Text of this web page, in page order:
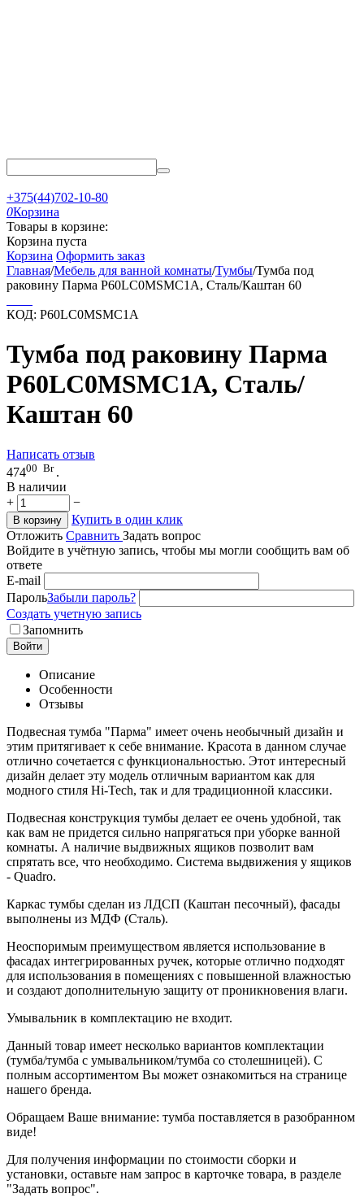
+375(44)702-10-80
0Корзина
Товары в корзине:
Корзина пуста
Корзина Оформить заказ
Главная/Мебель для ванной комнаты/Тумбы/Тумба под
раковину Парма P60LС0MSMC1A, Сталь/Каштан 60
КОД: P60LС0MSMC1A
Тумба под раковину Парма
P60LС0MSMC1A, Сталь/
Каштан 60
Написать отзыв
47400 Br .
В наличии
+
−
В корзину
Купить в один клик
Отложить Сравнить Задать вопрос
Войдите в учётную запись, чтобы мы могли сообщить вам об
ответе
E-mail
ПарольЗабыли пароль?
Создать учетную запись
Запомнить
Войти
Описание
Особенности
Отзывы
Подвесная тумба "Парма" имеет очень необычный дизайн и
этим притягивает к себе внимание. Красота в данном случае
отлично сочетается с функциональностью. Этот интересный
дизайн делает эту модель отличным вариантом как для
модного стиля Hi-Tech, так и для традиционной классики.
Подвесная конструкция тумбы делает ее очень удобной, так
как вам не придется сильно напрягаться при уборке ванной
комнаты. А наличие выдвижных ящиков позволит вам
спрятать все, что необходимо. Система выдвижения у ящиков
- Quadro.
Каркас тумбы сделан из ЛДСП (Каштан песочный), фасады
выполнены из МДФ (Сталь).
Неоспоримым преимуществом является использование в
фасадах интегрированных ручек, которые отлично подходят
для использования в помещениях с повышенной влажностью
и создают дополнительную защиту от проникновения влаги.
Умывальник в комплектацию не входит.
Данный товар имеет несколько вариантов комплектации
(тумба/тумба с умывальником/тумба со столешницей). С
полным ассортиментом Вы может ознакомиться на странице
нашего бренда.
Обращаем Ваше внимание: тумба поставляется в разобранном
виде!
Для получения информации по стоимости сборки и
установки, оставьте нам запрос в карточке товара, в разделе
"Задать вопрос".